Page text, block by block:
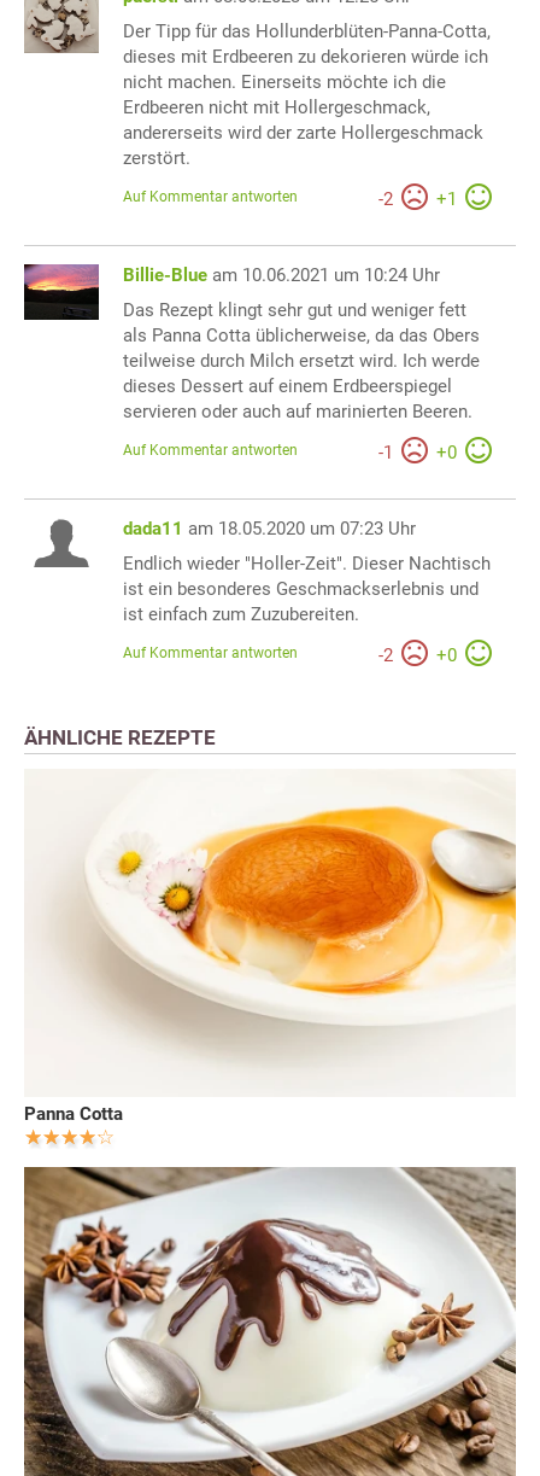
Der Tipp für das Hollunderblüten-Panna-Cotta,
dieses mit Erdbeeren zu dekorieren würde ich
nicht machen. Einerseits möchte ich die
Erdbeeren nicht mit Hollergeschmack,
andererseits wird der zarte Hollergeschmack
zerstört.
-2 +1
Auf Kommentar antworten
Billie-Blue am 10.06.2021 um 10:24 Uhr
Das Rezept klingt sehr gut und weniger fett
als Panna Cotta üblicherweise, da das Obers
teilweise durch Milch ersetzt wird. Ich werde
dieses Dessert auf einem Erdbeerspiegel
servieren oder auch auf marinierten Beeren.
-1 +0
Auf Kommentar antworten
dada11 am 18.05.2020 um 07:23 Uhr
Endlich wieder "Holler-Zeit". Dieser Nachtisch
ist ein besonderes Geschmackserlebnis und
ist einfach zum Zuzubereiten.
-2 +0
Auf Kommentar antworten
ÄHNLICHE REZEPTE
Panna Cotta